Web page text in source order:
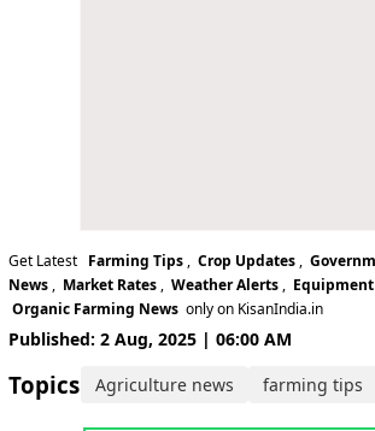
Get Latest Farming Tips , Crop Updates ,
News , Market Rates , Weather Alerts ,
Organic Farming News only on KisanIndia.in
Published: 2 Aug, 2025 | 06:00 AM
Topics: Agriculture news farming tips